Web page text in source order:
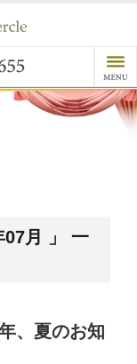
07月 」 一
、夏のお知